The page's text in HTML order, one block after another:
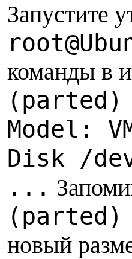
Запустите
команды в
(parted)
Model:
Disk /
...
новый